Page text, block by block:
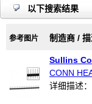
以下搜索结果
参考图片 制造商 /
Sullins
CONN
详细描述